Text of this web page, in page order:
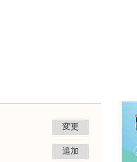
変更
追加